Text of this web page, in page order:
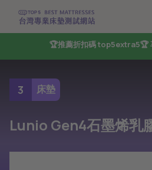
🏆推薦折扣碼 top5extra5🏆
3 床墊
Lunio Gen4石墨烯乳